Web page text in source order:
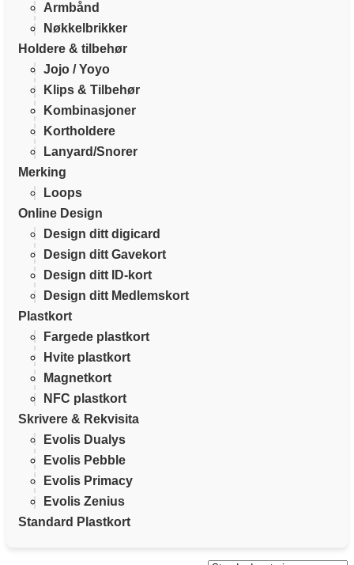
Armbånd
Nøkkelbrikker
Holdere & tilbehør
Jojo / Yoyo
Klips & Tilbehør
Kombinasjoner
Kortholdere
Lanyard/Snorer
Merking
Loops
Online Design
Design ditt digicard
Design ditt Gavekort
Design ditt ID-kort
Design ditt Medlemskort
Plastkort
Fargede plastkort
Hvite plastkort
Magnetkort
NFC plastkort
Skrivere & Rekvisita
Evolis Dualys
Evolis Pebble
Evolis Primacy
Evolis Zenius
Standard Plastkort